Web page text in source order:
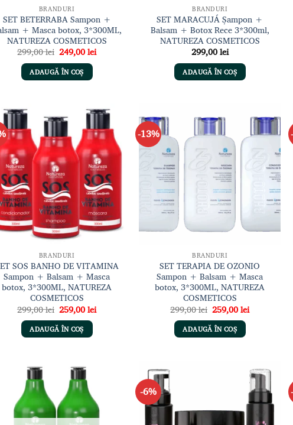
BRANDURI
SET BETERRABA Sampon +
+ Masca botox, 3*300ML,
NATUREZA COSMETICOS
299,00lei Prețul
inițial
a
fost:
299,00 lei.
249,00leiPrețul
curent
ADAUGĂ ÎN COȘ
BRANDURI
SET MARACUJÁ Șampon +
Balsam + Botox Rece 3*300ml,
NATUREZA COSMETICOS
299,00lei
ADAUGĂ ÎN COȘ
Adaugă
la lista
de
dorințe
BRANDURI
SOS BANHO DE VITAMINA
Sampon + Balsam + Masca
botox, 3*300ML, NATUREZA
COSMETICOS
299,00lei Prețul
inițial
a
fost:
299,00 lei.
259,00leiPrețul
curent
ADAUGĂ ÎN COȘ
-13% Adaugă
de
dorințe
BRANDURI
SET TERAPIA DE OZONIO
Sampon + Balsam + Masca
botox, 3*300ML, NATUREZA
COSMETICOS
299,00lei Prețul
inițial
a
fost:
299,00 lei.
259,00leiPrețul
curent
ADAUGĂ ÎN COȘ
la lista
dorințe
-6% Adaugă
la lista
dorințe